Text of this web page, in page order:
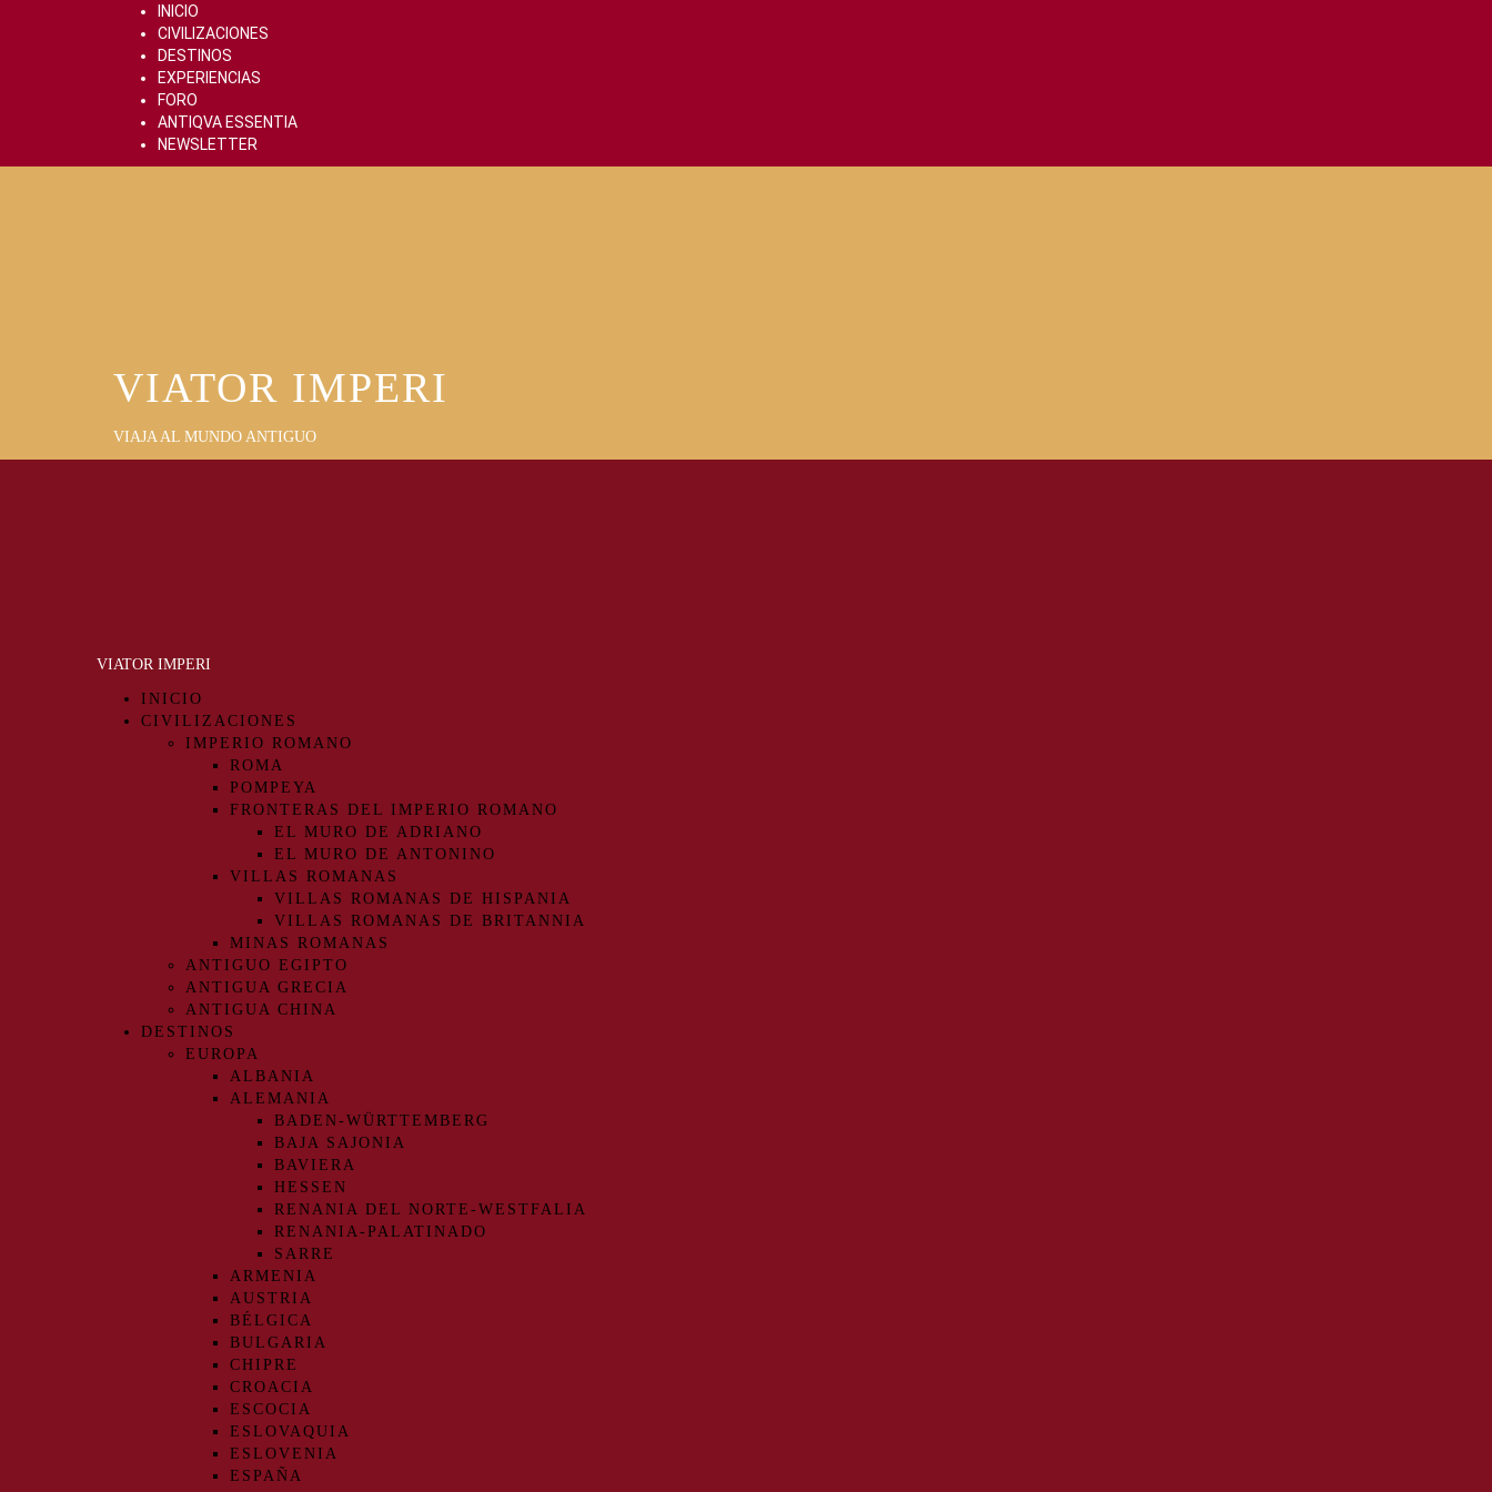
INICIO
CIVILIZACIONES
DESTINOS
EXPERIENCIAS
FORO
ANTIQVA ESSENTIA
NEWSLETTER
VIATOR IMPERI
VIAJA AL MUNDO ANTIGUO
VIATOR IMPERI
INICIO
CIVILIZACIONES
IMPERIO ROMANO
ROMA
POMPEYA
FRONTERAS DEL IMPERIO ROMANO
EL MURO DE ADRIANO
EL MURO DE ANTONINO
VILLAS ROMANAS
VILLAS ROMANAS DE HISPANIA
VILLAS ROMANAS DE BRITANNIA
MINAS ROMANAS
ANTIGUO EGIPTO
ANTIGUA GRECIA
ANTIGUA CHINA
DESTINOS
EUROPA
ALBANIA
ALEMANIA
BADEN-WÜRTTEMBERG
BAJA SAJONIA
BAVIERA
HESSEN
RENANIA DEL NORTE-WESTFALIA
RENANIA-PALATINADO
SARRE
ARMENIA
AUSTRIA
BÉLGICA
BULGARIA
CHIPRE
CROACIA
ESCOCIA
ESLOVAQUIA
ESLOVENIA
ESPAÑA